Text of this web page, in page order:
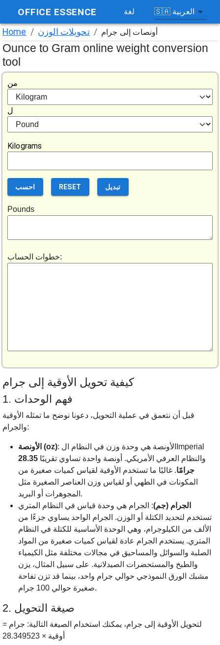
OFFICE ESSENCE لغة 🇸🇦 العربية
Home / تحويلات الوزن / أونصات إلى جرام
Ounce to Gram online weight conversion
tool
من
ل
Kilograms
احسب RESET تبديل
Pounds
خطوات الحساب:
كيفية تحويل الأوقية إلى جرام
1. فهم الوحدات
قبل أن نتعمق في عملية التحويل، دعونا نوضح ما تمثله الأوقية
والجرام:
الأونصة (oz): الأونصة هي وحدة وزن في النظام الImperial
والنظام العرفي الأمريكي. أونصة واحدة تساوي تقريبًا 28.35
جرامًا. غالبًا ما تستخدم الأوقية لقياس كميات صغيرة من
المكونات في الطهي أو لقياس وزن العناصر الصغيرة مثل
المجوهرات أو البريد.
الجرام (جم): الجرام هي وحدة قياس في النظام المتري
تستخدم لتحديد الكتلة أو الوزن. الجرام الواحد يساوي جزءًا من
الألف من الكيلوجرام، وهي الوحدة الأساسية للكتلة في النظام
المتري. يستخدم الجرام عادة لقياس كميات صغيرة من المواد
الصلبة والسوائل والمساحيق في مجالات مختلفة مثل الكيمياء
والطبخ والمستحضرات الصيدلانية. على سبيل المثال، يزن
مشبك الورق النموذجي حوالي جرام واحد، بينما قد تزن تفاحة
صغيرة حوالي 100 جرام.
2. صيغة التحويل
لتحويل الأوقية إلى جرام، يمكنك استخدام الصيغة التالية: جرام =
أوقية × 28.349523